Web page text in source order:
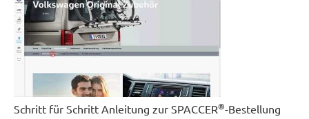
Schritt für Schritt Anleitung zur SPACCER®-Bestellung